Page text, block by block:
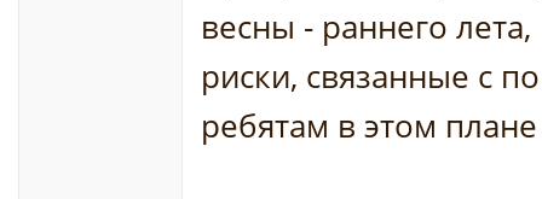
весны - раннего лета,
риски, связанные с
ребятам в этом